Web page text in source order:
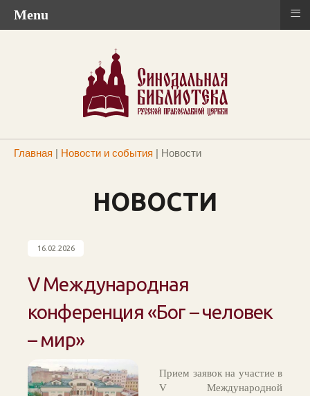
Главная | Новости и события | Новости
НОВОСТИ
16.02.2026
V Международная
конференция «Бог – человек
– мир»
Прием заявок на участие в
V Международной
Menu ≡